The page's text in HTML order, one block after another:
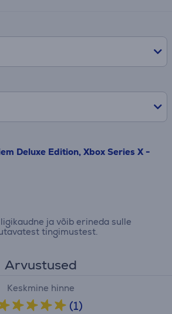
Deluxe Edition, Xbox Series X -
ja võib erineda sulle
tingimustest.
Arvustused
Keskmine hinne
(1)